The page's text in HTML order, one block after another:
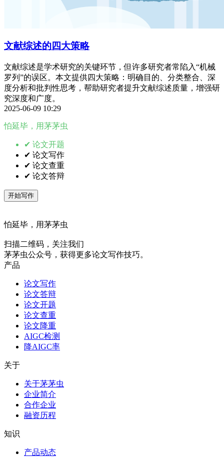
文献综述的四大策略
文献综述是学术研究的关键环节，但许多研究者常陷入“机械
罗列”的误区。本文提供四大策略：明确目的、分类整合、深
度分析和批判性思考，帮助研究者提升文献综述质量，增强研
究深度和广度。
2025-06-09 10:29
怕延毕，用茅茅虫
✔ 论文开题
✔ 论文写作
✔ 论文查重
✔ 论文答辩
开始写作
怕延毕，用茅茅虫
扫描二维码，关注我们
茅茅虫公众号，获得更多论文写作技巧。
产品
论文写作
论文答辩
论文开题
论文查重
论文降重
AIGC检测
降AIGC率
关于
关于茅茅虫
企业简介
合作企业
融资历程
知识
产品动态